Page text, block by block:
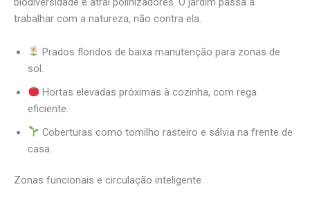
trabalhar com a natureza, não contra ela.
Prados floridos de baixa manutenção para zonas de
sol.
Hortas elevadas próximas à cozinha, com rega
eficiente.
Coberturas como tomilho rasteiro e sálvia na frente de
casa.
Zonas funcionais e circulação inteligente